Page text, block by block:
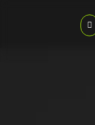
